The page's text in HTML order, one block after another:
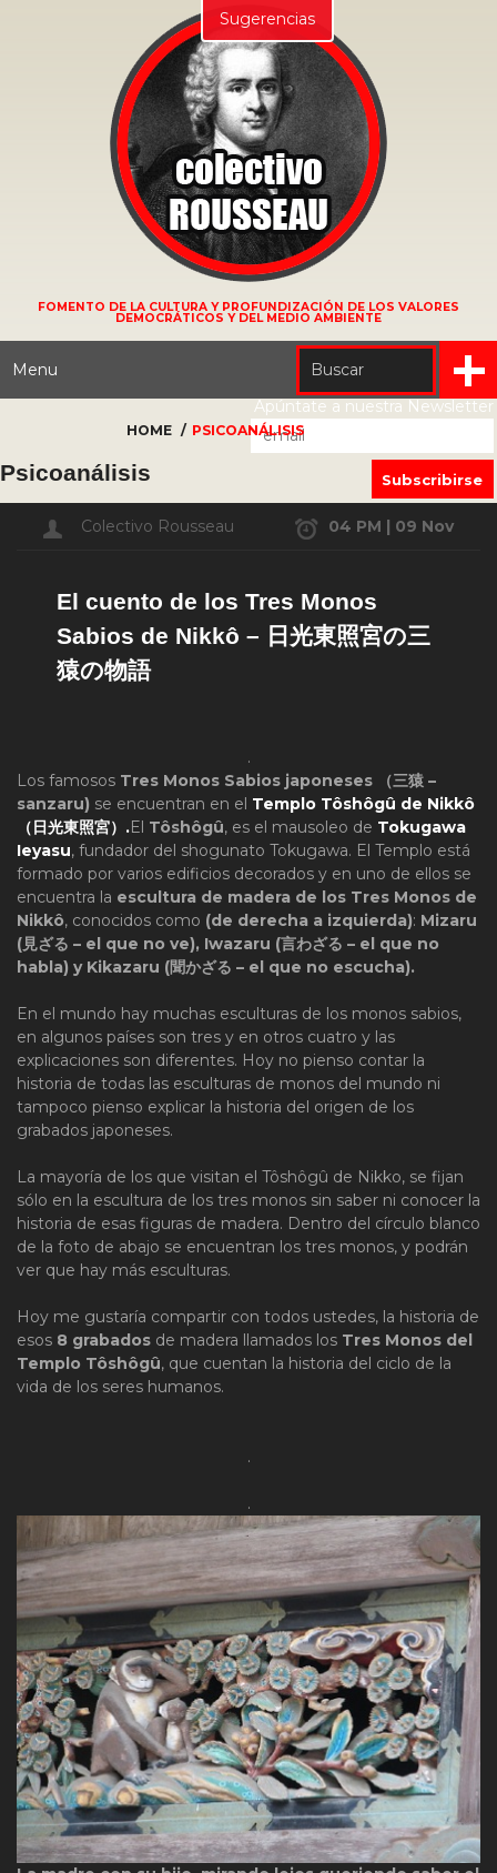
FOMENTO DE LA CULTURA Y PROFUNDIZACIÓN DE LOS VALORES
DEMOCRÁTICOS Y DEL MEDIO AMBIENTE
Menu
Apúntate a nuestra Newsletter
HOME PSICOANÁLISIS
Psicoanálisis
Colectivo Rousseau 04 PM | 09 Nov
El cuento de los Tres Monos
Sabios de Nikkô – 日光東照宮の三
猿の物語
.
Los famosos Tres Monos Sabios japoneses
（三猿 –
sanzaru) se encuentran en el Templo Tôshôgû de Nikkô
（日光東照宮）.El Tôshôgû, es el mausoleo de Tokugawa
Ieyasu, fundador del shogunato Tokugawa. El Templo está
formado por varios edificios decorados y en uno de ellos se
encuentra la escultura de madera de los Tres Monos de
Nikkô, conocidos como (de derecha a izquierda): Mizaru
(見ざる – el que no ve), Iwazaru (言わざる – el que no
habla) y Kikazaru (聞かざる – el que no escucha).
En el mundo hay muchas esculturas de los monos sabios,
en algunos países son tres y en otros cuatro y las
explicaciones son diferentes. Hoy no pienso contar la
historia de todas las esculturas de monos del mundo ni
tampoco pienso explicar la historia del origen de los
grabados japoneses.
La mayoría de los que visitan el Tôshôgû de Nikko, se fijan
sólo en la escultura de los tres monos sin saber ni conocer la
historia de esas figuras de madera. Dentro del círculo blanco
de la foto de abajo se encuentran los tres monos, y podrán
ver que hay más esculturas.
Hoy me gustaría compartir con todos ustedes, la historia de
esos 8 grabados de madera llamados los Tres Monos del
Templo Tôshôgû, que cuentan la historia del ciclo de la
vida de los seres humanos.
.
.
Sugerencias